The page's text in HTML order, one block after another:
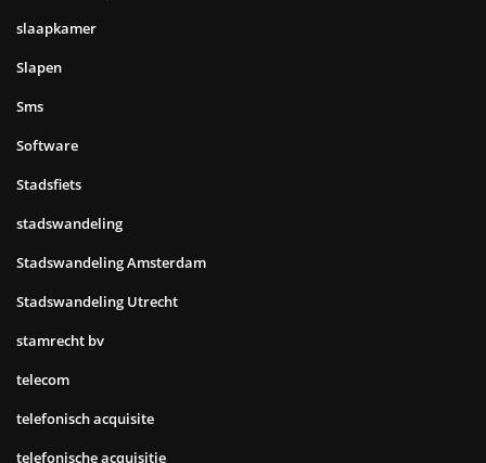
slaapkamer
Slapen
Sms
Software
Stadsfiets
stadswandeling
Stadswandeling Amsterdam
Stadswandeling Utrecht
stamrecht bv
telecom
telefonisch acquisite
telefonische acquisitie